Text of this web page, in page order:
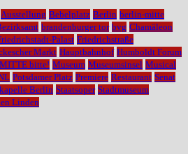
Ausstellung Bebelplatz Berlin berlin-mitte
brandenburger tor bvg Chamäleon
Palast Friedrichstraße
Markt Hauptbahnhof Humboldt Forum
MITTE bitte! Museum Museumsinsel Musical
Potsdamer Platz Premiere Restaurant Senat
Berlin Staatsoper Stadtmuseum
Linden